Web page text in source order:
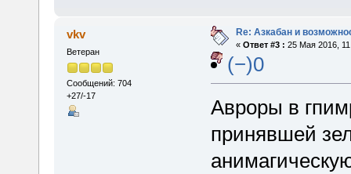
vkv
Ветеран
Сообщений: 704
+27/-17
Re: Азкабан и
« Ответ #3 : 25 Мая 2016,
(−)0
Авроры в
принявшей